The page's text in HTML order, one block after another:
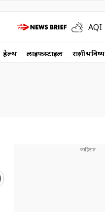
AQI
हेल्थ लाईफस्टाईल राशीभविष्य